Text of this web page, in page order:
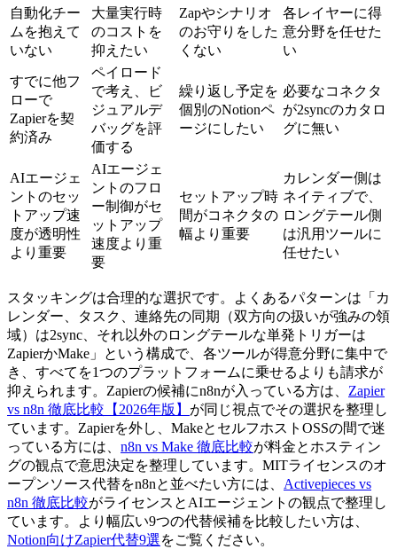
自動化チー
ムを抱えて
いない
大量実行時
のコストを
抑えたい
Zapやシナリオ
のお守りをした
くない
各レイヤーに得
意分野を任せた
い
すでに他フ
ローで
Zapierを契
約済み
ペイロード
で考え、ビ
ジュアルデ
バッグを評
価する
繰り返し予定を
個別のNotionペ
ージにしたい
必要なコネクタ
が2syncのカタロ
グに無い
AIエージェ
ントのセッ
トアップ速
度が透明性
より重要
AIエージェ
ントのフロ
ー制御がセ
ットアップ
速度より重
要
セットアップ時
間がコネクタの
幅より重要
カレンダー側は
ネイティブで、
ロングテール側
は汎用ツールに
任せたい
スタッキングは合理的な選択です。よくあるパターンは「カ
レンダー、タスク、連絡先の同期（双方向の扱いが強みの領
域）は2sync、それ以外のロングテールな単発トリガーは
ZapierかMake」という構成で、各ツールが得意分野に集中で
き、すべてを1つのプラットフォームに乗せるよりも請求が
抑えられます。Zapierの候補にn8nが入っている方は、 Zapier
vs n8n 徹底比較【2026年版】 が同じ視点でその選択を整理し
ています。Zapierを外し、MakeとセルフホストOSSの間で迷
っている方には、 n8n vs Make 徹底比較が料金とホスティン
グの観点で意思決定を整理しています。MITライセンスのオ
ープンソース代替をn8nと並べたい方には、 Activepieces vs
n8n 徹底比較がライセンスとAIエージェントの観点で整理し
ています。より幅広い9つの代替候補を比較したい方は、
Notion向けZapier代替9選をご覧ください。